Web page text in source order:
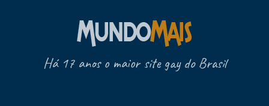
Há 17 anos o maior site gay do Brasil